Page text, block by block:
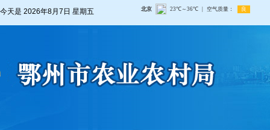
今天是 2026年8月7日 星期五